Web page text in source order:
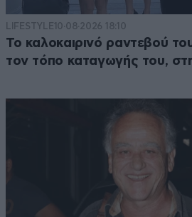
LIFESTYLE10·08·2026 18:10
Το καλοκαιρινό ραντεβού
τον τόπο καταγωγής του,